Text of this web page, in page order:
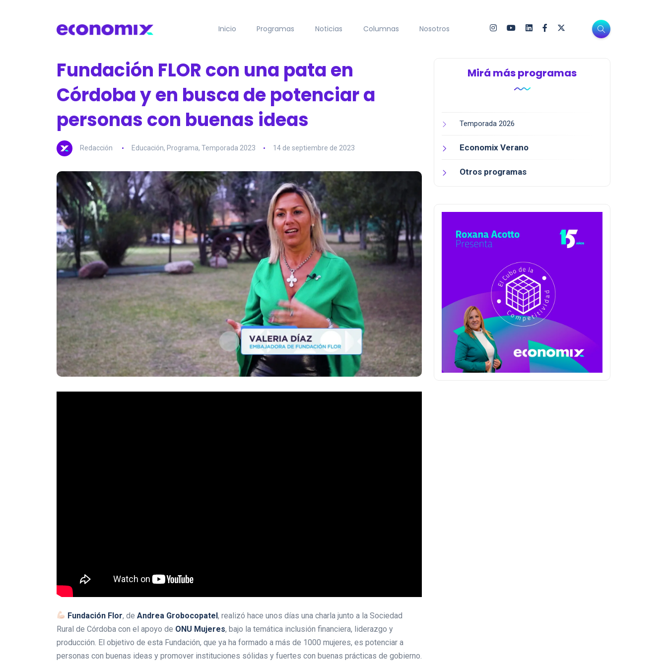
Inicio Programas Noticias Columnas Nosotros
Fundación FLOR con una pata en
Córdoba y en busca de potenciar a
personas con buenas ideas
Redacción Educación, Programa, Temporada 2023 14 de septiembre de 2023
Fundación Flor, deAndrea Grobocopatel, realizó hace unos días una charla junto a la Sociedad
Rural de Córdoba con el apoyo de ONU Mujeres, bajo la temática inclusión financiera, liderazgo y
producción. El objetivo de esta Fundación, que ya ha formado a más de 1000 mujeres, es potenciar a
personas con buenas ideas y promover instituciones sólidas y fuertes con buenas prácticas de gobierno.
Mirá más programas
Temporada 2026
Economix Verano
Otros programas